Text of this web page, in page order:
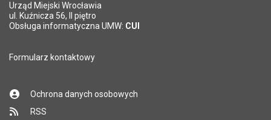
Urząd Miejski Wrocławia
ul. Kuźnicza 56, II piętro
Obsługa informatyczna UMW: CUI
Formularz kontaktowy
Ochrona danych osobowych
RSS